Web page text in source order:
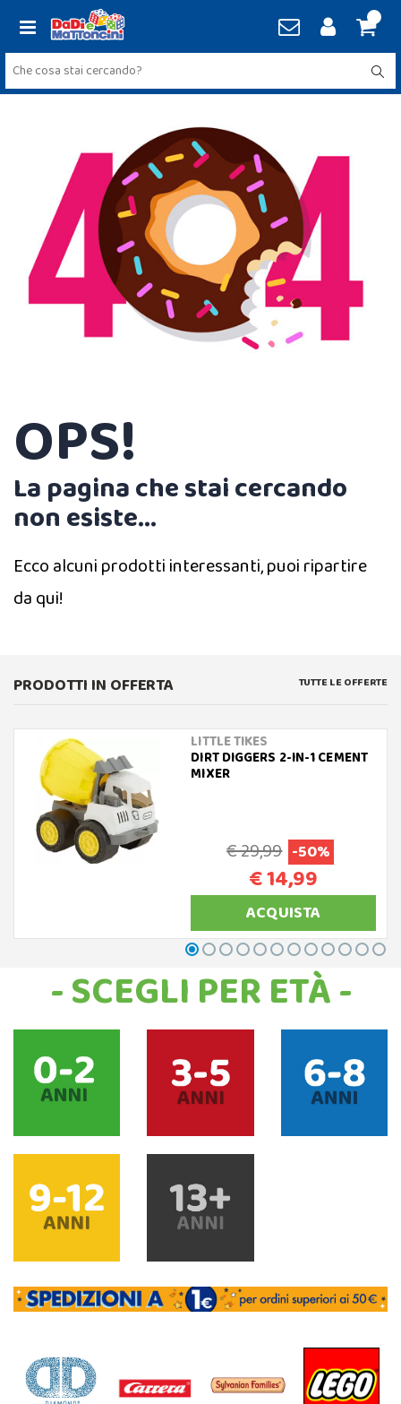
OPS!
La pagina che stai cercando
non esiste...
Ecco alcuni prodotti interessanti, puoi ripartire
da qui!
PRODOTTI IN OFFERTA TUTTE LE OFFERTE
LITTLE TIKES
DIRT DIGGERS 2-IN-1 CEMENT
MIXER
€ 29,99 -50%
€ 14,99
ACQUISTA
- SCEGLI PER ETÀ -